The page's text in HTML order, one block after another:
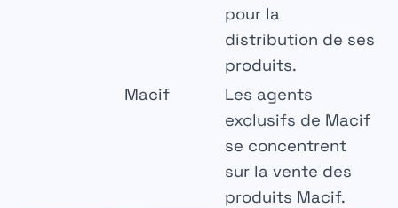
pour la
distribution de ses
produits.
Macif
Les agents
exclusifs de Macif
se concentrent
sur la vente des
produits Macif.